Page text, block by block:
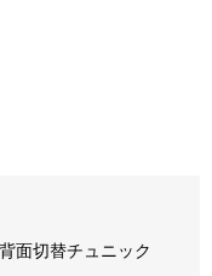
面切替チュニック